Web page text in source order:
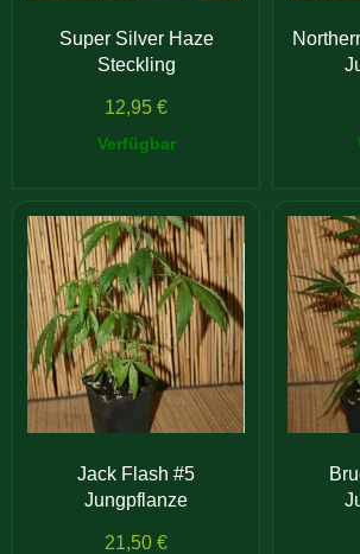
Super Silver Haze
Steckling
12,95 €
Verfügbar
Jack Flash #5
Jungpflanze
21,50 €